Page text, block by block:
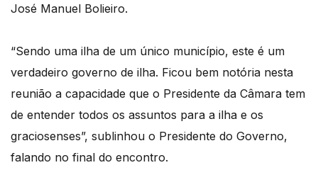
José Manuel Bolieiro.
“Sendo uma ilha de um único município, este é um
verdadeiro governo de ilha. Ficou bem notória nesta
reunião a capacidade que o Presidente da Câmara tem
de entender todos os assuntos para a ilha e os
graciosenses”, sublinhou o Presidente do Governo,
falando no final do encontro.